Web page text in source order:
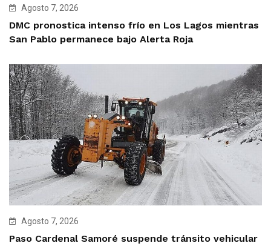
Agosto 7, 2026
DMC pronostica intenso frío en Los Lagos mientras
San Pablo permanece bajo Alerta Roja
Agosto 7, 2026
Paso Cardenal Samoré suspende tránsito vehicular